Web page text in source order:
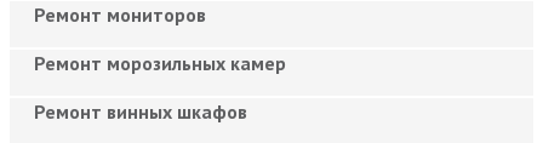
Ремонт мониторов
Ремонт морозильных камер
Ремонт винных шкафов